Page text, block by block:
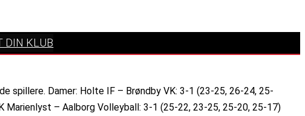
DIN KLUB
spillere. Damer: Holte IF – Brøndby VK: 3-1 (23-25, 26-24, 25-
Marienlyst – Aalborg Volleyball: 3-1 (25-22, 23-25, 25-20, 25-17)